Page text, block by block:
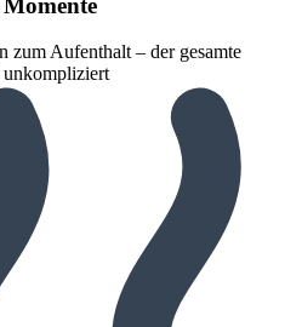
zum Aufenthalt – der gesamte
unkompliziert